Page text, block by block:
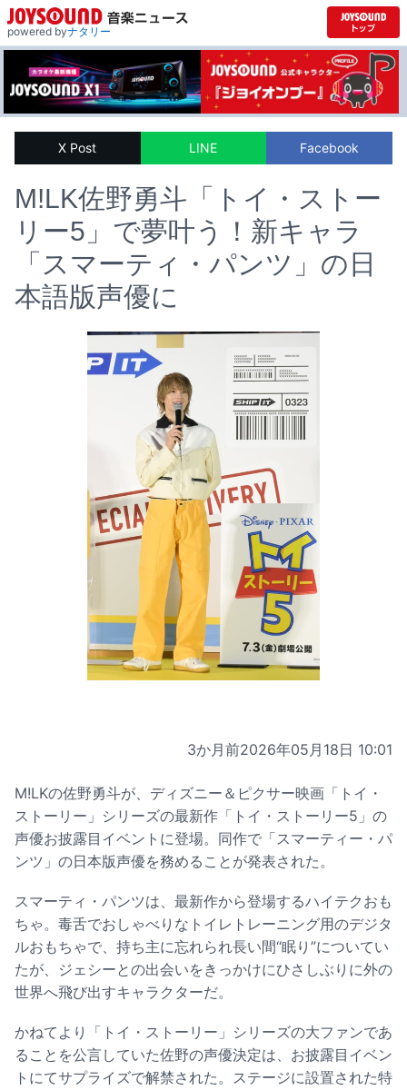
powered byナタリー
X Post LINE Facebook
M!LK佐野勇斗「トイ・ストー
リー5」で夢叶う！新キャラ
「スマーティ・パンツ」の日
本語版声優に
3か月前2026年05月18日 10:01
M!LKの佐野勇斗が、ディズニー＆ピクサー映画「トイ・
ストーリー」シリーズの最新作「トイ・ストーリー5」の
声優お披露目イベントに登場。同作で「スマーティー・パ
ンツ」の日本版声優を務めることが発表された。
スマーティ・パンツは、最新作から登場するハイテクおも
ちゃ。毒舌でおしゃべりなトイレトレーニング用のデジタ
ルおもちゃで、持ち主に忘れられ長い間“眠り”についてい
たが、ジェシーとの出会いをきっかけにひさしぶりに外の
世界へ飛び出すキャラクターだ。
かねてより「トイ・ストーリー」シリーズの大ファンであ
ることを公言していた佐野の声優決定は、お披露目イベン
トにてサプライズで解禁された。ステージに設置された特